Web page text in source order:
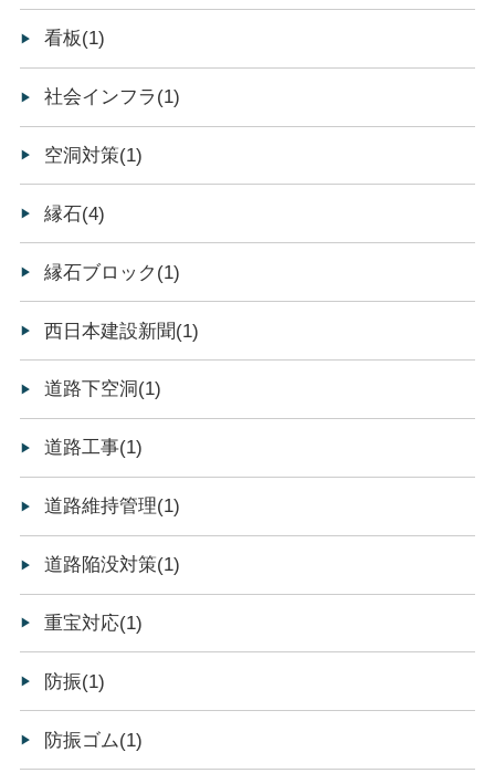
看板(1)
社会インフラ(1)
空洞対策(1)
縁石(4)
縁石ブロック(1)
西日本建設新聞(1)
道路下空洞(1)
道路工事(1)
道路維持管理(1)
道路陥没対策(1)
重宝対応(1)
防振(1)
防振ゴム(1)